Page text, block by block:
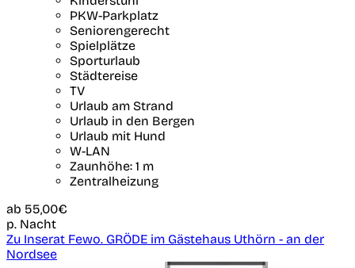
PKW-Parkplatz
Seniorengerecht
Spielplätze
Sporturlaub
Städtereise
TV
Urlaub am Strand
Urlaub in den Bergen
Urlaub mit Hund
W-LAN
Zaunhöhe: 1 m
Zentralheizung
ab 55,00€
p. Nacht
Zu Inserat Fewo. GRÖDE im Gästehaus Uthörn - an der
Nordsee